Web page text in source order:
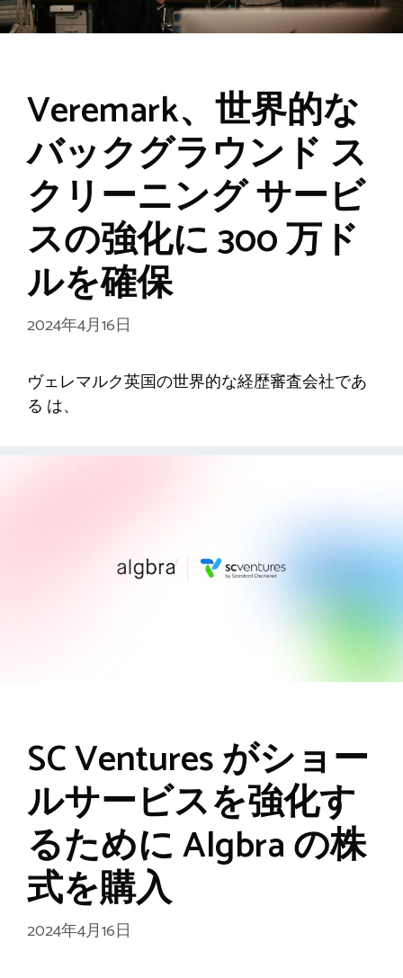
Veremark、世界的な
バックグラウンド ス
クリーニング サービ
スの強化に 300 万ド
ルを確保
2024年4月16日
ヴェレマルク英国の世界的な経歴審査会社であ
る は、
SC Ventures がショー
ルサービスを強化す
るために Algbra の株
式を購入
2024年4月16日